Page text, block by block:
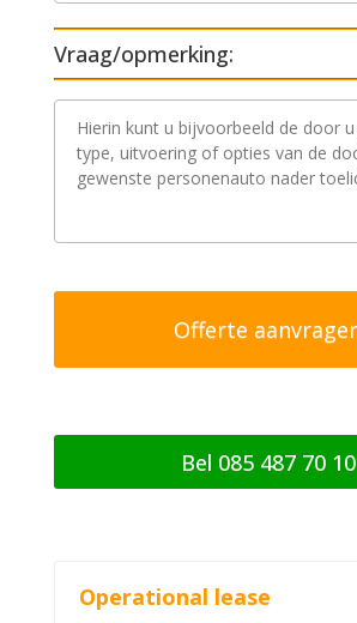
Vraag/opmerking:
V
o
i
Bel 085 487 70 10
Operational lease